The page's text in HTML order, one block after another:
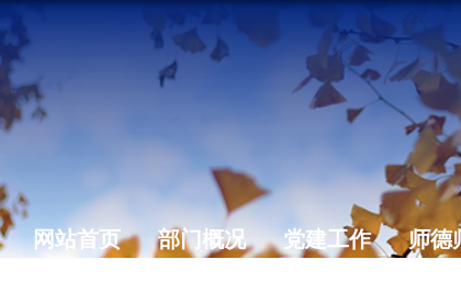
网站首页 部门概况 党建工作 师德